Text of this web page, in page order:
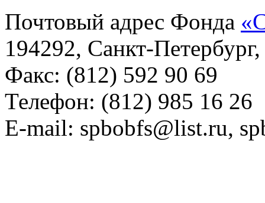
Почтовый адрес Фонда
194292, Санкт-
Факс: (812) 592 90 69
Телефон: (812) 985 16 26
E-mail: spbobfs@list.ru,